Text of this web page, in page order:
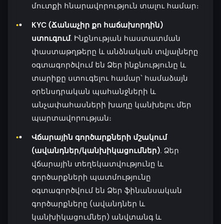
մուտքի հնարավորություն տալու համար։
KYC (Ճանաչիր քո հաճախորդին)
ստուգում. Ինքնության հաստատման
փաստաթղթերը և անձնական տվյալները
օգտագործվում են Ձեր ինքնությունը և
տարիքը ստուգելու համար՝ համաձայն
օրենսդրական պահանջների և
անչափահասների խաղը կանխելու մեր
պարտավորության։
Վճարային գործարքների մշակում
(ավանդներ/կանխիկացումներ). Ձեր
վճարային տեղեկատվությունը և
գործարքների պատմությունը
օգտագործվում են Ձեր ֆինանսական
գործարքները (ավանդներ և
կանխիկացումներ) անվտանգ և